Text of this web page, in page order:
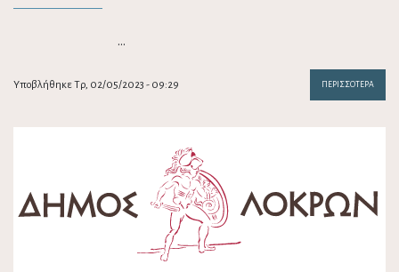
…
Υποβλήθηκε Τρ, 02/05/2023 - 09:29 ΠΕΡΙΣΣΌΤΕΡΑ